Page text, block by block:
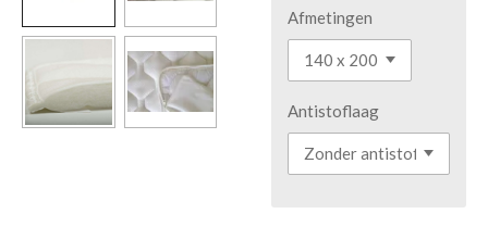
Afmetingen
Antistoflaag